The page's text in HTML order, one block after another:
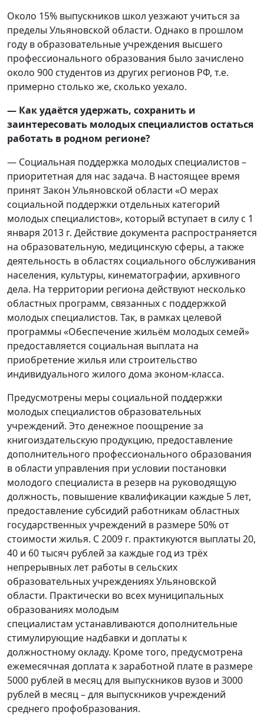
Около 15% выпускников школ уезжают учиться за
пределы Ульяновской области. Однако в прошлом
году в образовательные учреждения высшего
профессионального образования было зачислено
около 900 студентов из других регионов РФ, т.е.
примерно столько же, сколько уехало.
— Как удаётся удержать, сохранить и
заинтересовать молодых специалистов остаться
работать в родном регионе?
— Социальная поддержка молодых специалистов –
приоритетная для нас задача. В настоящее время
принят Закон Ульяновской области «О мерах
социальной поддержки отдельных категорий
молодых специалистов», который вступает в силу с 1
января 2013 г. Действие документа распространяется
на образовательную, медицинскую сферы, а также
деятельность в областях социального обслуживания
населения, культуры, кинематографии, архивного
дела. На территории региона действуют несколько
областных программ, связанных с поддержкой
молодых специалистов. Так, в рамках целевой
программы «Обеспечение жильём молодых семей»
предоставляется социальная выплата на
приобретение жилья или строительство
индивидуального жилого дома эконом-класса.
Предусмотрены меры социальной поддержки
молодых специалистов образовательных
учреждений. Это денежное поощрение за
книгоиздательскую продукцию, предоставление
дополнительного профессионального образования
в области управления при условии постановки
молодого специалиста в резерв на руководящую
должность, повышение квалификации каждые 5 лет,
предоставление субсидий работникам областных
государственных учреждений в размере 50% от
стоимости жилья. С 2009 г. практикуются выплаты 20,
40 и 60 тысяч рублей за каждые год из трёх
непрерывных лет работы в сельских
образовательных учреждениях Ульяновской
области. Практически во всех муниципальных
образованиях молодым
специалистам устанавливаются дополнительные
стимулирующие надбавки и доплаты к
должностному окладу. Кроме того, предусмотрена
ежемесячная доплата к заработной плате в размере
5000 рублей в месяц для выпускников вузов и 3000
рублей в месяц – для выпускников учреждений
среднего профобразования.